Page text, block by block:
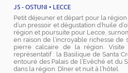
J5 - OSTUNI • LECCE
Petit déjeuner et départ pour la région
d’un pressoir et dégustation d’huile
région et poursuite pour Lecce,
en raison de l’incroyable richesse de
pierre calcaire de la région.
représentatif : la Basilique de Santa
entouré des Palais de l’Evêché et du
dans la région. Dîner et nuit à l’hôtel.